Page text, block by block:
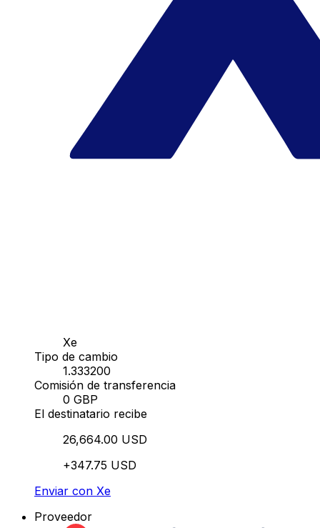
Xe
Tipo de cambio
1.333200
Comisión de transferencia
0 GBP
El destinatario recibe
26,664.00 USD
+347.75 USD
Enviar con Xe
Proveedor